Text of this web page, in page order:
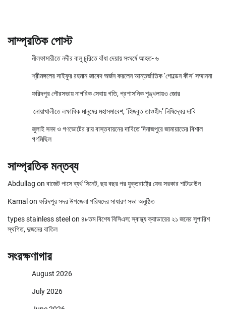
সাম্প্রতিক পোস্ট
নীলফামারীতে নদীর বালু চুরিতে বাঁধা দেয়ায় সংঘর্ষে আহত- ৬
শ্রীমঙ্গলের সাইফুর রহমান জাবেদ অর্জন করলেন আন্তর্জাতিক ‘গোল্ডেন কীস’ সম্মাননা
ফরিদপুর পৌরসভায় নাগরিক সেবায় গতি, প্রশাসনিক শৃঙ্খলায়ও জোর
নোয়াখালীতে লক্ষাধিক মানুষের মহাসমাবেশ, ‘হিজবুত তাওহীদ’ নিষিদ্ধের দাবি
জুলাই সনদ ও গণভোটের রায় বাস্তবায়নের দাবিতে দিনাজপুরে জামায়াতের বিশাল
গণমিছিল
সাম্প্রতিক মন্তব্য
Abdullag on বাজেট পাসে ব্যর্থ সিনেট, ছয় বছর পর যুক্তরাষ্ট্রে ফের সরকার শাটডাউন
Kamal on ফরিদপুর সদর উপজেলা পরিষদের সাধারণ সভা অনুষ্ঠিত
types stainless steel on ৪৮তম বিশেষ বিসিএস: স্বাস্থ্য ক্যাডারের ২১ জনের সুপারিশ
স্থগিত, দুজনের বাতিল
সংরক্ষণাগার
August 2026
July 2026